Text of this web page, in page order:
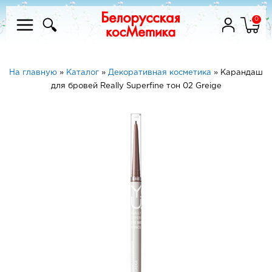
0
На главную » Каталог » Декоративная косметика » Карандаш
для бровей Really Superfine тон 02 Greige